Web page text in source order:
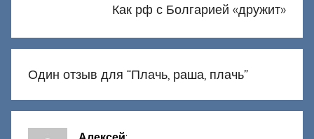
Как рф с Болгарией «дружит»
Один отзыв для “Плачь, раша, плачь”